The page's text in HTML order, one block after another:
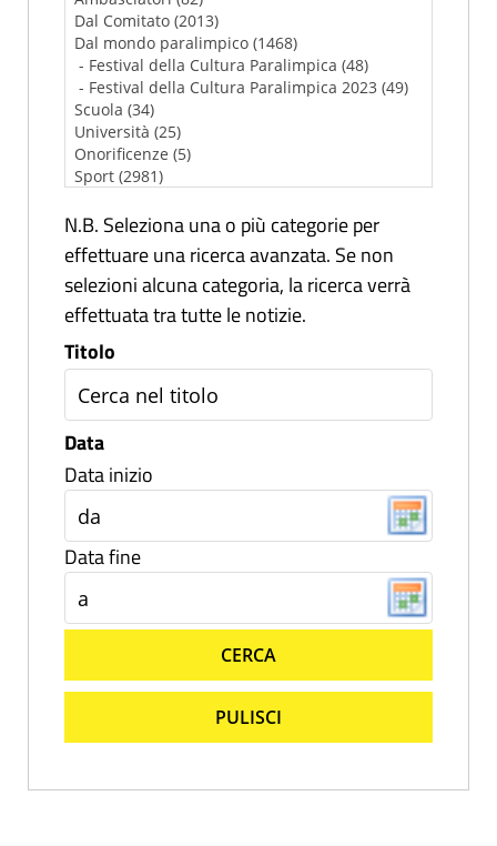
N.B. Seleziona una o più categorie per
effettuare una ricerca avanzata. Se non
selezioni alcuna categoria, la ricerca verrà
effettuata tra tutte le notizie.
Titolo
Data
Data inizio
Data fine
CERCA
PULISCI